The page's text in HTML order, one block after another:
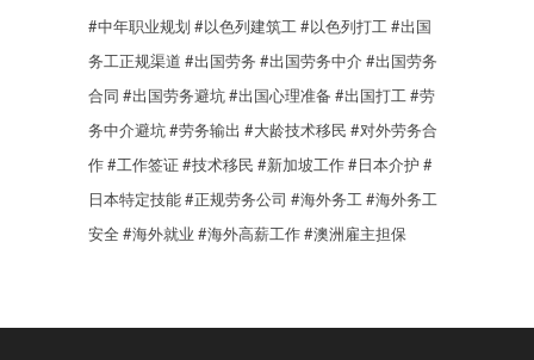
#中年职业规划 #以色列建筑工 #以色列打工 #出国
务工正规渠道 #出国劳务 #出国劳务中介 #出国劳务
合同 #出国劳务避坑#出国心理准备 #出国打工 #劳
务中介避坑#劳务输出 #大龄技术移民 #对外劳务合
作#工作签证#技术移民 #新加坡工作#日本介护 #
日本特定技能#正规劳务公司 #海外务工 #海外务工
安全#海外就业 #海外高薪工作#澳洲雇主担保